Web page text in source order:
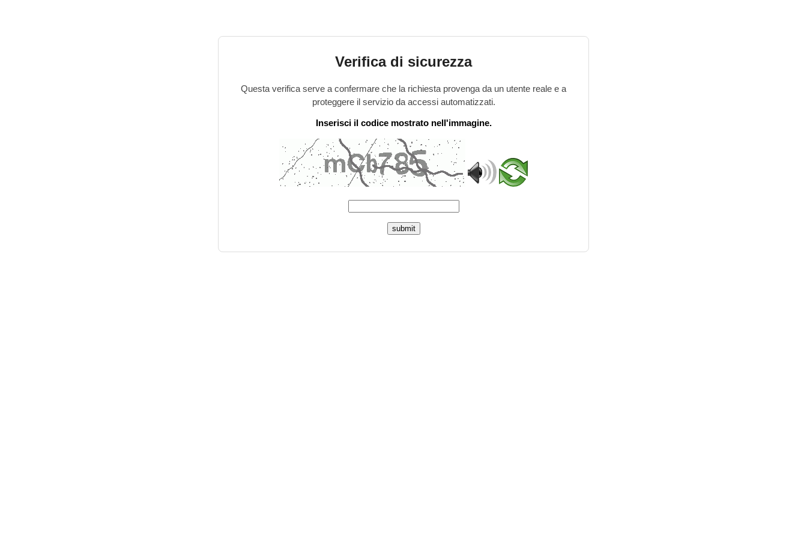
Verifica di sicurezza
Questa verifica serve a confermare che la richiesta provenga da un utente reale e a
proteggere il servizio da accessi automatizzati.
Inserisci il codice mostrato nell'immagine.
submit